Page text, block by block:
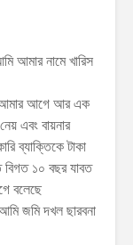
আমার নামে খারিস
আমার আগে আর এক
এবং বায়নার
ব্যাক্তিকে টাকা
বিগত ১০ বছর যাবত
বলেছে
জমি দখল ছারবনা